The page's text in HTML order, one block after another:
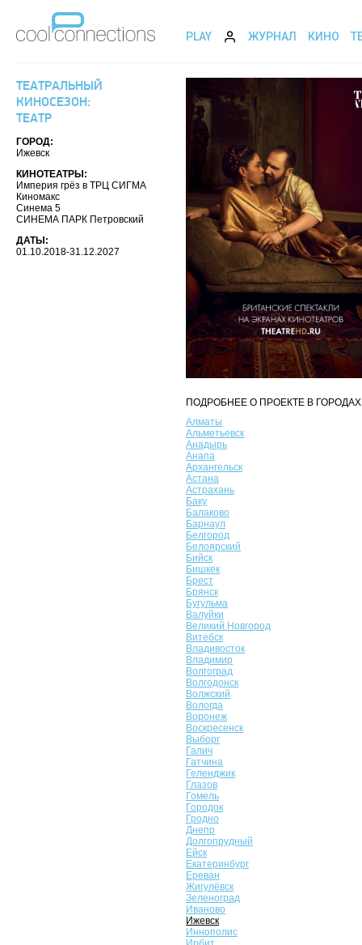
PLAY ЖУРНАЛ КИНО
ТЕАТРАЛЬНЫЙ
КИНОСЕЗОН:
ТЕАТР
ГОРОД:
Ижевск
КИНОТЕАТРЫ:
Империя грёз в ТРЦ СИГМА
Киномакс
Синема 5
СИНЕМА ПАРК Петровский
ДАТЫ:
01.10.2018-31.12.2027
ПОДРОБНЕЕ О ПРОЕКТЕ В
Алматы
Альметьевск
Анадырь
Анапа
Архангельск
Астана
Астрахань
Баку
Балаково
Барнаул
Белгород
Белоярский
Бийск
Бишкек
Брест
Брянск
Бугульма
Валуйки
Великий Новгород
Витебск
Владивосток
Владимир
Волгоград
Волгодонск
Волжский
Вологда
Воронеж
Воскресенск
Выборг
Галич
Гатчина
Геленджик
Глазов
Гомель
Городок
Гродно
Днепр
Долгопрудный
Ейск
Екатеринбург
Ереван
Жигулёвск
Зеленоград
Иваново
Ижевск
Иннополис